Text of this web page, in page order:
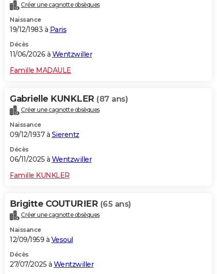
PROGRAMME TV
COPAINS D'AVANT
S'inscrire
Se connecter
Lycées
Collèges
Primaires
Universités
Entreprises
Service militaire
Avis de recherche
AVIS DE DÉCÈS
FORUM
Créer une cagnotte obsèques
Naissance
19/12/1983 à Paris
Décès
11/06/2026 à Wentzwiller
Famille MADAULE
Gabrielle KUNKLER (87 ans)
Créer une cagnotte obsèques
Naissance
09/12/1937 à Sierentz
Décès
06/11/2025 à Wentzwiller
Famille KUNKLER
Brigitte COUTURIER (65 ans)
Créer une cagnotte obsèques
Naissance
12/09/1959 à Vesoul
Décès
27/07/2025 à Wentzwiller